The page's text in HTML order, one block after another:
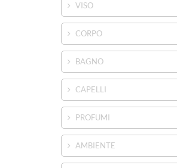
VISO
CORPO
BAGNO
CAPELLI
PROFUMI
AMBIENTE